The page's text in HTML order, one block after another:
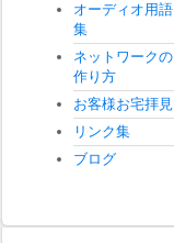
オーディオ用語
集
ネットワークの
作り方
お客様お宅拝見
リンク集
ブログ